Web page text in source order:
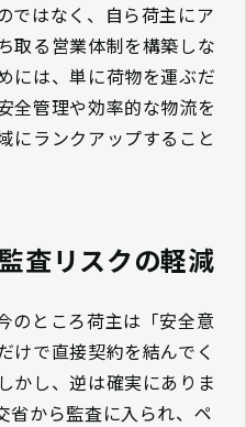
ではなく、自ら荷主にア
取る営業体制を構築しな
には、単に荷物を運ぶだ
全管理や効率的な物流を
にランクアップすること
査リスクの軽減
のところ荷主は「安全意
けで直接契約を結んでく
かし、逆は確実にありま
省から監査に入られ、ペ